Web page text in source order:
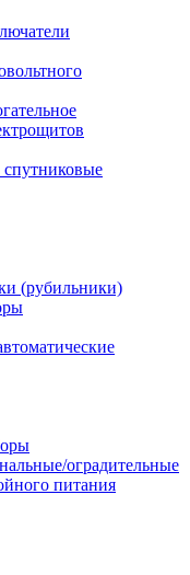
(рубильники)
оградительные
питания